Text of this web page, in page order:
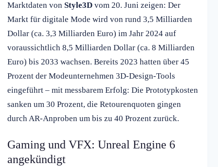
Marktdaten von Style3D vom 20. Juni zeigen: Der
Markt für digitale Mode wird von rund 3,5 Milliarden
Dollar (ca. 3,3 Milliarden Euro) im Jahr 2024 auf
voraussichtlich 8,5 Milliarden Dollar (ca. 8 Milliarden
Euro) bis 2033 wachsen. Bereits 2023 hatten über 45
Prozent der Modeunternehmen 3D-Design-Tools
eingeführt – mit messbarem Erfolg: Die Prototypkosten
sanken um 30 Prozent, die Retourenquoten gingen
durch AR-Anproben um bis zu 40 Prozent zurück.
Gaming und VFX: Unreal Engine 6
angekündigt